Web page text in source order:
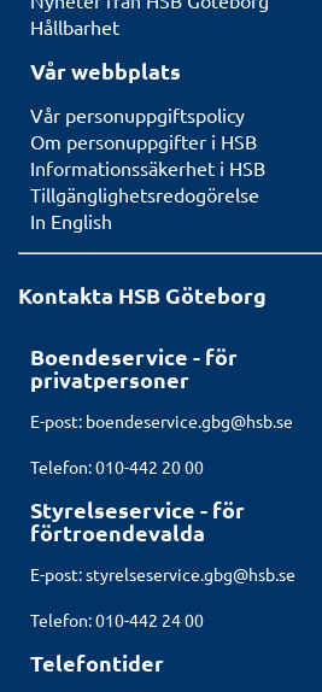
Hållbarhet
Vår webbplats
Vår personuppgiftspolicy
Om personuppgifter i HSB
Informationssäkerhet i HSB
Tillgänglighetsredogörelse
In English
Kontakta HSB Göteborg
Boendeservice - för
privatpersoner
E-post: boendeservice.gbg@hsb.se
Telefon: 010-442 20 00
Styrelseservice - för
förtroendevalda
E-post:styrelseservice.gbg@hsb.se
Telefon: 010-442 24 00
Telefontider